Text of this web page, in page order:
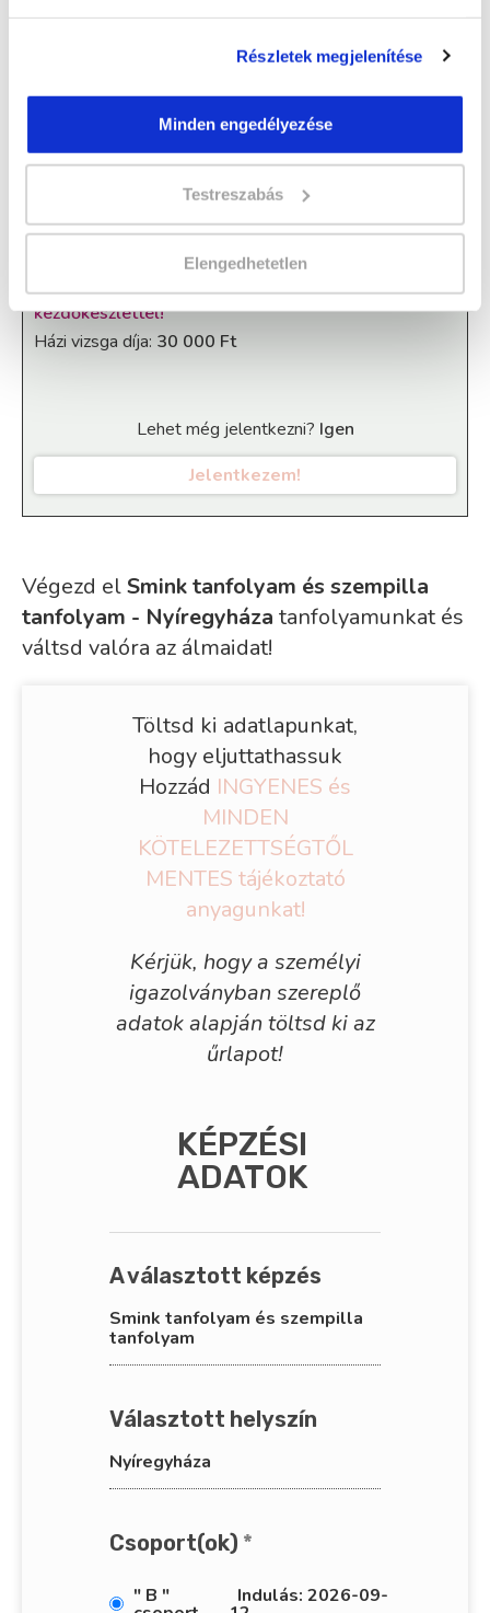
Részletek megjelenítése
Minden engedélyezése
Testreszabás
Elengedhetetlen
" B " csoport
34 nap az indulásig!
5-6 hónap
Indulás időpontja:2026-09-12
399 000 Ft
egyösszegű befizetés esetén + 155.000 Ft értékű
kezdőkészlettel!
Házi vizsga díja: 30 000 Ft
Lehet még jelentkezni? Igen
Jelentkezem!
Végezd elSmink tanfolyam és szempilla
tanfolyam - Nyíregyháza tanfolyamunkat és
váltsd valóra az álmaidat!
Töltsd ki adatlapunkat,
hogy eljuttathassuk
Hozzád INGYENES és
MINDEN
KÖTELEZETTSÉGTŐL
MENTES tájékoztató
anyagunkat!
Kérjük, hogy a személyi
igazolványban szereplő
adatok alapján töltsd ki az
űrlapot!
KÉPZÉSI
ADATOK
A választott képzés
Smink tanfolyam és szempilla
tanfolyam
Választott helyszín
Nyíregyháza
Csoport(ok) *
" B " Indulás: 2026-09-